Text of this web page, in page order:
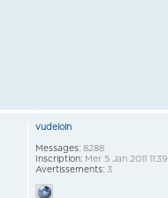
vudeloin
Messages: 8288
Inscription: Mer 5 Jan 2011 11:39
Avertissements: 3